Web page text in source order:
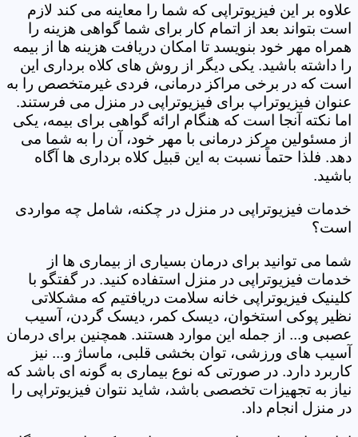
علاوه بر این فیزیوتراپی که شما را معاینه می کند لازم
است بتواند بعد از اتمام کار برای شما گواهی هزینه را
همراه مهر خود بنویسد تا امکان دریافت هزینه ها از بیمه
را داشته باشید. یکی دیگر از روش های کلاه برداری این
است که در برخی مراکز درمانی، فردی غیرمتخصص را به
عنوان فیزیوتراپ برای فیزیوتراپی در منزل می فرستند.
اما نکته آنجا است که هنگام ارائه گواهی برای بیمه، یکی
از مسئولین مرکز درمانی با مهر خود، آن را به شما می
دهد. فلذا حتماً نسبت به این قبیل کلاه برداری ها آگاه
باشید.
خدمات فیزیوتراپی در منزل در چکنه، شامل چه مواردی
است؟
شما می توانید برای درمان بسیاری از بیماری ها از
خدمات فیزیوتراپی در منزل استفاده کنید. در گفتگو با
کلینیک فیزیوتراپی خانه سلامت دریافتیم که مشکلاتی
نظیر پوکی استخوان، دیسک کمر، دیسک گردن، آسیب
عصبی و... از جمله این موارد هستند. همچنین برای درمان
آسیب های ورزشی، توان بخشی قلبی، ماساژ و... نیز
کاربرد دارد. در صورتی که نوع بیماری به گونه ای باشد که
نیاز به تجهیزات تخصصی باشد، شاید نتوان فیزیوتراپی را
در منزل انجام داد.